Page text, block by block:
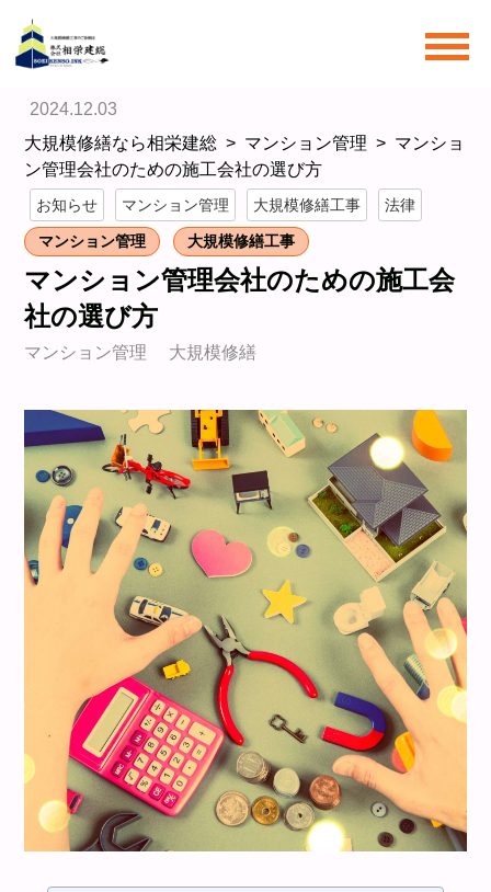
ホーム/ブログ/
2024.12.03
大規模修繕なら相栄建総
マンション管理
マンショ
ン管理会社のための施工会社の選び方
お知らせ マンション管理 大規模修繕工事 法律
マンション管理 大規模修繕工事
マンション管理会社のための施工会
社の選び方
マンション管理 大規模修繕